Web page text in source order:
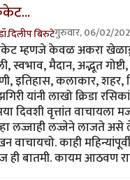
बिरुटेगुरुवार, 06/02/
म्हणजे केवळ अकरा
स्वभाव, मैदान, अद्भूत
इतिहास, कलाकार, शहर,
यांनी लाखो क्रिडा
दिवशी वृत्तांत
लज्जाही लज्जेने लाजते
वाचायचो. काही
बातमी. कायम आठवण